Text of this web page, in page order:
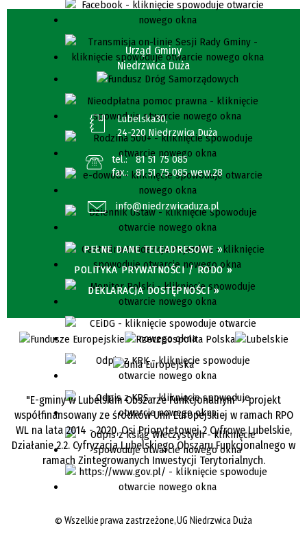
Urząd Gminy
Niedrzwica Duża
Lubelska30,
24-220 Niedrzwica Duża
tel.:
81 51 75 085
fax.:
81 51 75 085 wew.28
info@niedrzwicaduza.pl
PEŁNE DANE TELEADRESOWE »
POLITYKA PRYWATNOŚCI / RODO »
DEKLARACJA DOSTĘPNOŚCI »
"E-gminy w Lubelskim Obszarze Funkcjonalnym" - projekt
współfinansowany ze środków Unii Europejskiej w ramach RPO
WL na lata 2014 - 2020, Osi Priorytetowej 2 Cyfrowe Lubelskie,
Działanie 2.2. Cyfryzacja Lubelskiego Obszaru Funkcjonalnego w
ramach Zintegrowanych Inwestycji Terytorialnych.
©Wszelkie prawa zastrzeżone, UG Niedrzwica Duża